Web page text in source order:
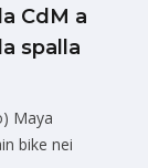
CdM a
spalla
Maya
bike nei